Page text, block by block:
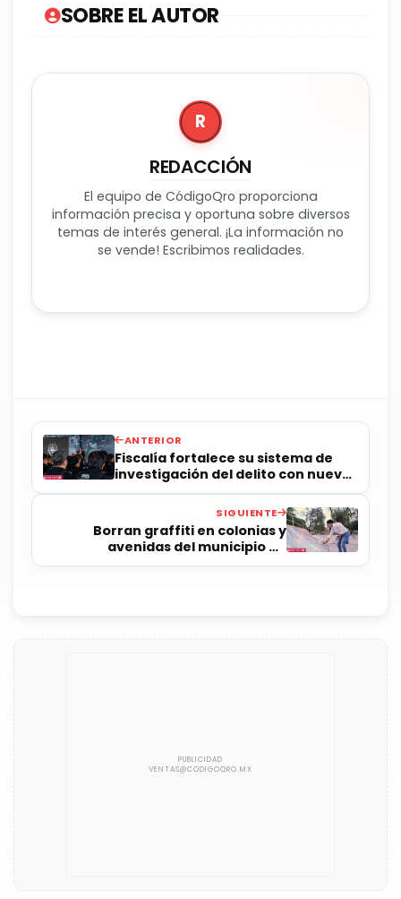
SOBRE EL AUTOR
R
REDACCIÓN
El equipo de CódigoQro proporciona
información precisa y oportuna sobre diversos
temas de interés general. ¡La información no
se vende! Escribimos realidades.
ANTERIOR
Fiscalía fortalece su sistema de
investigación del delito con nuevos
policías e infraestructura
SIGUIENTE
Borran graffiti en colonias y
avenidas del municipio de
Querétaro